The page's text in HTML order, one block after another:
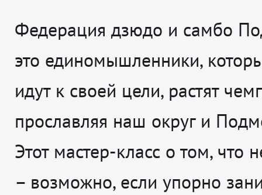
Федерация дзюдо и самбо
это единомышленники,
идут к своей цели, растят
прославляя наш округ и
Этот мастер-класс о том, что
– возможно, если упорно